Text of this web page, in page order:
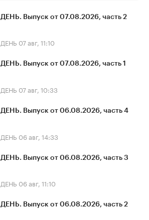
ДЕНЬ. Выпуск от 07.08.2026, часть 2
ДЕНЬ 07 авг, 11:10
ДЕНЬ. Выпуск от 07.08.2026, часть 1
ДЕНЬ 07 авг, 10:33
ДЕНЬ. Выпуск от 06.08.2026, часть 4
ДЕНЬ 06 авг, 14:33
ДЕНЬ. Выпуск от 06.08.2026, часть 3
ДЕНЬ 06 авг, 11:10
ДЕНЬ. Выпуск от 06.08.2026, часть 2